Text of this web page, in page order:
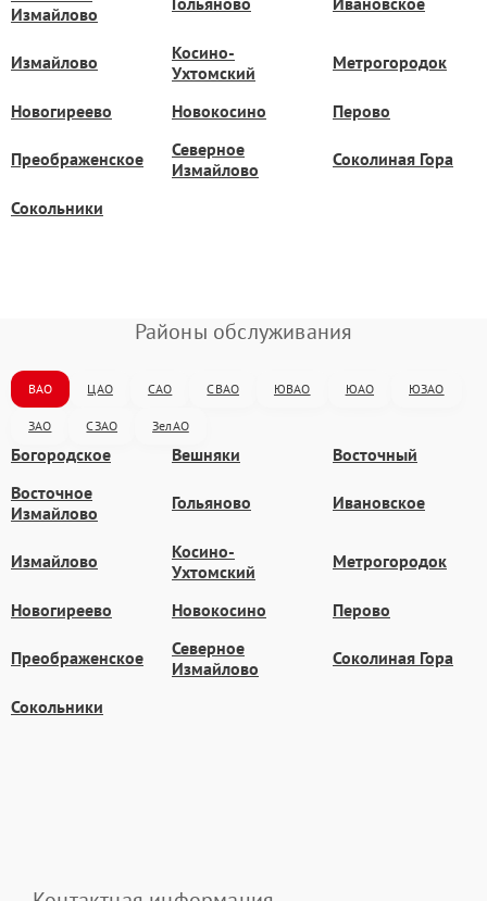
Измайлово
Измайлово
Косино-
Ухтомский
Метрогородок
Новогиреево Новокосино Перово
Преображенское
Северное
Измайлово
Соколиная Гора
Сокольники
Районы обслуживания
ВАО ЦАО САО СВАО ЮВАО ЮАО ЮЗАО
ЗАО СЗАО ЗелАО
Богородское Вешняки
Восточный
Восточное
Измайлово
Гольяново Ивановское
Измайлово
Косино-
Ухтомский
Метрогородок
Новогиреево Новокосино Перово
Преображенское
Северное
Измайлово
Соколиная Гора
Сокольники